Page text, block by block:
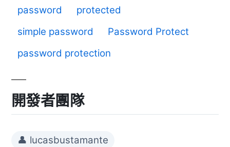
password
protected
simple password
Password Protect
password protection
開發者團隊
👤 lucasbustamante